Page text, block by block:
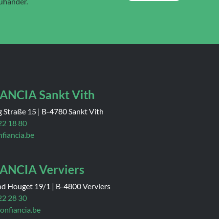
Sankt Vith
Straße 15 | B-4780 Sankt Vith
18 80
Verviers
Houget 19/1 | B-4800 Verviers
28 30